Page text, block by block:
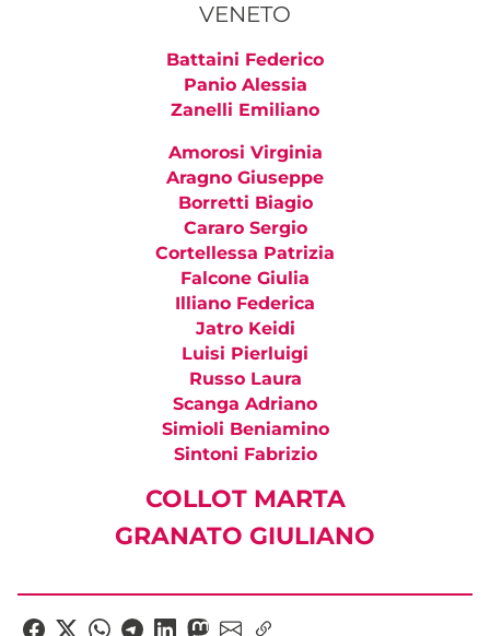
VENETO
Battaini Federico
Panio Alessia
Zanelli Emiliano
Amorosi Virginia
Aragno Giuseppe
Borretti Biagio
Cararo Sergio
Cortellessa Patrizia
Falcone Giulia
Illiano Federica
Jatro Keidi
Luisi Pierluigi
Russo Laura
Scanga Adriano
Simioli Beniamino
Sintoni Fabrizio
COLLOT MARTA
GRANATO GIULIANO